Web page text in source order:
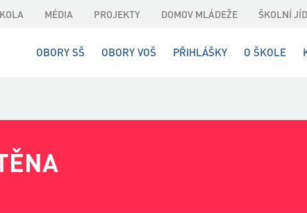
MÉDIA PROJEKTY DOMOV MLÁDEŽE ŠKOLNÍ
OBORY SŠ OBORY VOŠ PŘIHLÁŠKY O ŠKOLE